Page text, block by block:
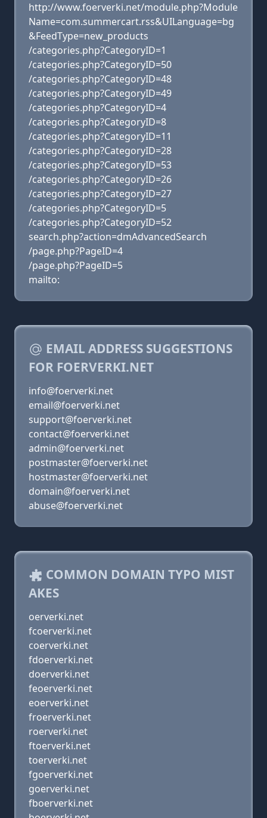
http://www.foerverki.net/module.php?Module
Name=com.summercart.rss&UILanguage=bg
&FeedType=new_products
/categories.php?CategoryID=1
/categories.php?CategoryID=50
/categories.php?CategoryID=48
/categories.php?CategoryID=49
/categories.php?CategoryID=4
/categories.php?CategoryID=8
/categories.php?CategoryID=11
/categories.php?CategoryID=28
/categories.php?CategoryID=53
/categories.php?CategoryID=26
/categories.php?CategoryID=27
/categories.php?CategoryID=5
/categories.php?CategoryID=52
search.php?action=dmAdvancedSearch
/page.php?PageID=4
/page.php?PageID=5
mailto:
EMAIL ADDRESS SUGGESTIONS
FOR FOERVERKI.NET
info@foerverki.net
email@foerverki.net
support@foerverki.net
contact@foerverki.net
admin@foerverki.net
postmaster@foerverki.net
hostmaster@foerverki.net
domain@foerverki.net
abuse@foerverki.net
COMMON DOMAIN TYPO MIST
AKES
oerverki.net
fcoerverki.net
coerverki.net
fdoerverki.net
doerverki.net
feoerverki.net
eoerverki.net
froerverki.net
roerverki.net
ftoerverki.net
toerverki.net
fgoerverki.net
goerverki.net
fboerverki.net